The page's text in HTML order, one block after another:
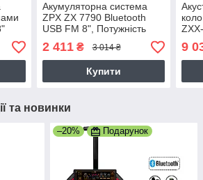
REC/
Акумуляторна система
ZPX ZX 7790 Bluetooth
USB FM 8", Потужність
250 Вт, з акумулятором та
мікрофоном, чорна
2 411₴ 3 014 ₴
Купити
ДК
9
та новинки
–20% Подарунок